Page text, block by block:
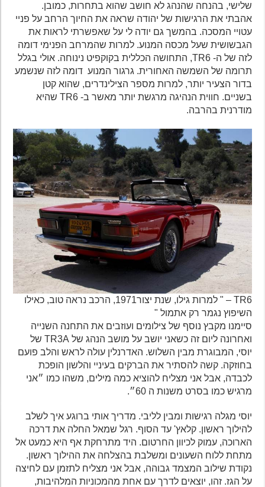
שלישי, בהנחה שהנהג לא חושב שהוא בתחרות, כמובן.
אהבתי את הרגישות של יהודה שראה את החיוך הרחב על פניי
עטויי המסכה. בהמשך גם יודה לי על שאפשרתי לראות את
הגבשושית שעל מכסה המנוע. למרות שהמרחב הפנימי דומה
לזה של ה- TR6, התחושה הכללית בקוקפיט נינוחה. אולי בגלל
תרומה של השמשה האחורית. גרגור המנוע דומה לזה שנשמע
בדור הצעיר יותר, למרות מספר הצילינדרים, שהוא קטן
בשניים. חווית הנהיגה מרגשת יותר מאשר ב- TR6 שהיא
מודרנית בהרבה.
TR6 – " למרות גילו, שנת יצור1971, הרכב נראה טוב, כאילו
השיפוץ נגמר רק אתמול "
סיימנו מקבץ נוסף של צילומים ועוזבים את התחנה השנייה
ואחרונה ליום זה כשאני יושב על מושב הנהג של TR3A של
יוסי, המבוגרת מבין השלוש. האדרנלין עולה לראש והלב פועם
בחוזקה. קשה להסתיר את הברקים בעיניי והלשון הופכת
לכבדה, אבל אני מצליח להוציא כמה מילים, משהו כמו ״אני
מרגיש כמו בסרט משנות ה 60״.
יוסי מגלה רגישות ומבין לליבי. מדריך אותי ברוגע איך לשלב
להילוך ראשון. קלאץ' עד הסוף. רגל שמאל החלה את דרכה
הארוכה, עמוק לכיוון החרטום. היד מתרחקת אף היא כמעט אל
מתחת ללוח השעונים ומשלבת בהצלחה את ההילוך ראשון.
נקודת שילוב המצמד גבוהה, אבל אני מצליח לתזמן עם לחיצה
על הגז. זהו, יוצאים לדרך עם אחת מהמכוניות המלהיבות,